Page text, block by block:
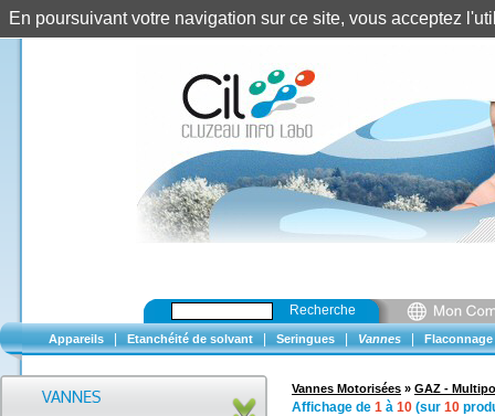
Recherche
Appareils Etanchéité de solvant Seringues Vannes Flaconnage
Vannes Motorisées » GAZ -
Affichage de 1 à 10 (sur 10
En poursuivant votre navigation sur ce site, vous acceptez